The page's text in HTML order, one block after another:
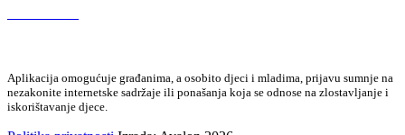
Aplikacija omogućuje građanima, a osobito djeci i mladima, prijavu sumnje na
nezakonite internetske sadržaje ili ponašanja koja se odnose na zlostavljanje i
iskorištavanje djece.